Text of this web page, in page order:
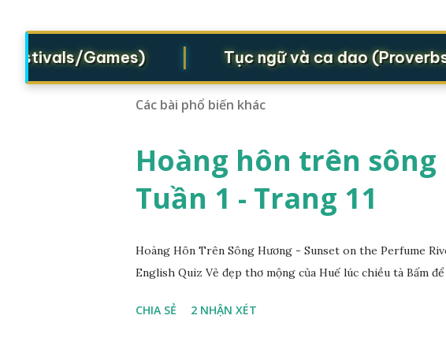
Games) Tục ngữ và ca dao (Proverbs/
Các bài phổ biến khác
Hoàng hôn trên sông
Tuần 1 - Trang 11
Hoàng Hôn Trên Sông Hương - Sunset on the Perfume
English Quiz Vẻ đẹp thơ mộng của Huế lúc chiều tà Bấm
CHIA SẺ 2 NHẬN XÉT